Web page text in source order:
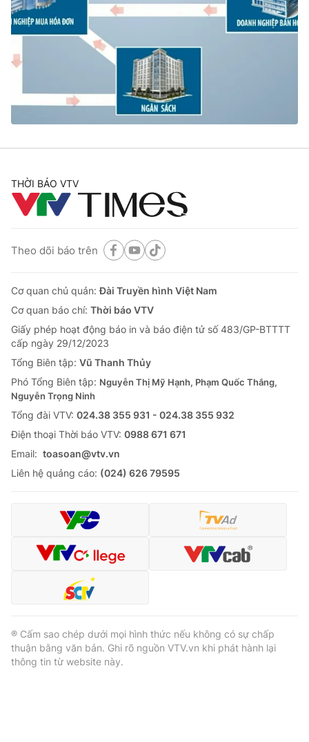
® Cấm sao chép dưới mọi hình thức nếu không có sự chấp
thuận bằng văn bản. Ghi rõ nguồn VTV.vn khi phát hành lại
thông tin từ website này.
THỜI BÁO VTV
Theo dõi báo trên
Cơ quan chủ quản:Đài Truyền hình Việt Nam
Cơ quan báo chí: Thời báo VTV
Giấy phép hoạt động báo in và báo điện tử số 483/GP-BTTTT
cấp ngày 29/12/2023
Tổng Biên tập: Vũ Thanh Thủy
Phó Tổng Biên tập: Nguyễn Thị Mỹ Hạnh, Phạm Quốc Thắng,
Nguyễn Trọng Ninh
Tổng đài VTV: 024.38 355 931 - 024.38 355 932
Ðiện thoại Thời báo VTV: 0988 671 671
Email: toasoan@vtv.vn
Liên hệ quảng cáo: (024) 626 79595
® Cấm sao chép dưới mọi hình thức nếu không có sự chấp
thuận bằng văn bản. Ghi rõ nguồn VTV.vn khi phát hành lại
thông tin từ website này.